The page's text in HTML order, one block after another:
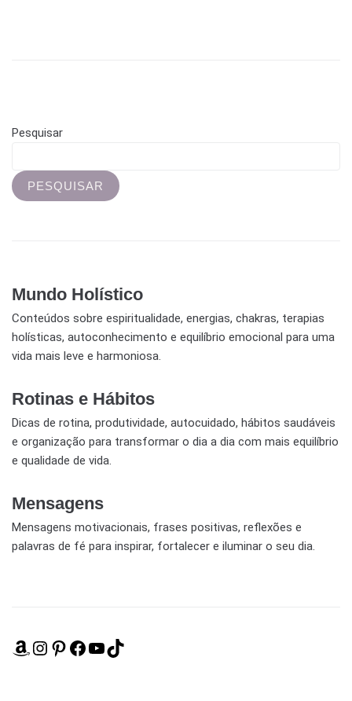
Pesquisar
PESQUISAR
Mundo Holístico
Conteúdos sobre espiritualidade, energias, chakras, terapias
holísticas, autoconhecimento e equilíbrio emocional para uma
vida mais leve e harmoniosa.
Rotinas e Hábitos
Dicas de rotina, produtividade, autocuidado, hábitos saudáveis
e organização para transformar o dia a dia com mais equilíbrio
e qualidade de vida.
Mensagens
Mensagens motivacionais, frases positivas, reflexões e
palavras de fé para inspirar, fortalecer e iluminar o seu dia.